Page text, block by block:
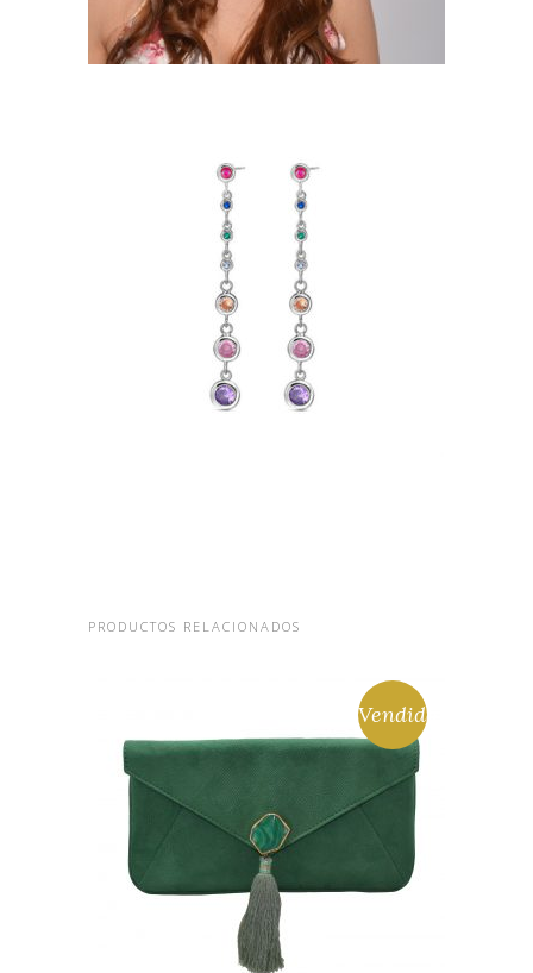
PENDIENTES DE PLATA
RODIADA DE COLORES EN
DISMINUCIÓN EN FORMA
DE CHATÓN
40,99 €
PRODUCTOS RELACIONADOS
Vendido
CARTERAS/BOLSOS DE
ANTE EN VERDE CON
CIERRE DE PIEDRA Y
BORLA
50,00€ LEER MÁS